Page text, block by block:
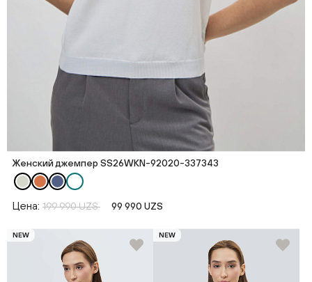
Женский джемпер SS26WKN-92020-337343
Цена: 199 990 UZS 99 990 UZS
NEW NEW